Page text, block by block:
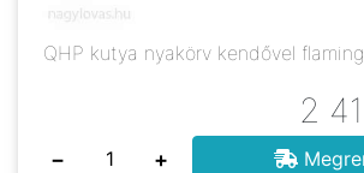
QHP kutya nyakörv
2
− +